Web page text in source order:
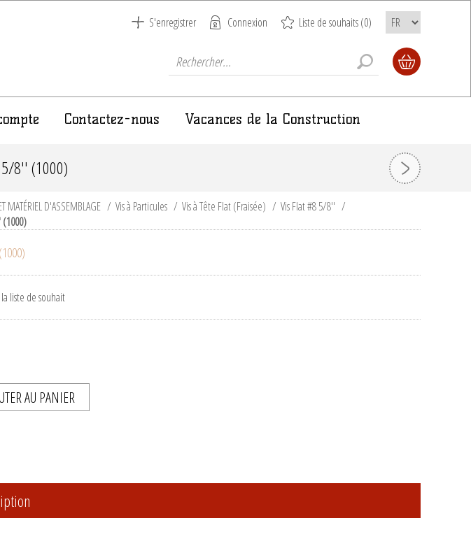
S'enregistrer Connexion Liste de souhaits(0)
Contactez-nous Vacances de la Construction
5/8'' (1000)
MATÉRIEL D'ASSEMBLAGE / Vis à Particules / Vis à Tête Flat (Fraisée) / Vis Flat #8 5/8'' /
(1000)
liste de souhait
AU PANIER